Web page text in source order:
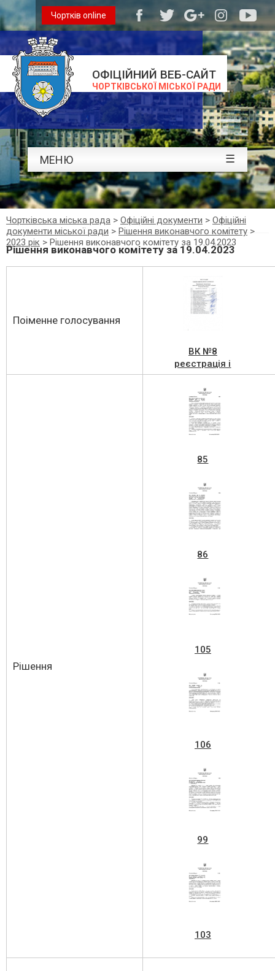
ОФІЦІЙНИЙ ВЕБ-САЙТ
ЧОРТКІВСЬКОЇ МІСЬКОЇ РАДИ
Чортків online
МЕНЮ ☰
Чортківська міська рада > Офіційні документи > Офіційні
документи міської ради > Рішення виконавчого комітету >
2023 рік > Рішення виконавчого комітету за 19.04.2023
Рішення виконавчого комітету за 19.04.2023
Поіменне голосування
ВК №8
реєстрація і
поіменне
голосування 19
квітня 2023
Рішення
85
86
105
106
99
103